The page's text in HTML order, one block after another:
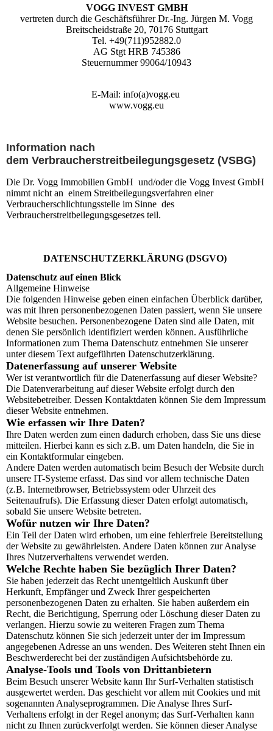
VOGG INVEST GMBH
vertreten durch die GeschäftsführerDr.-Ing. Jürgen M. Vogg
Breitscheidstraße 20, 70176 Stuttgart
Tel. +49(711)952882.0
AG Stgt HRB 745386
Steuernummer 99064/10943
E-Mail: info(a)vogg.eu
www.vogg.eu
Information nach
dem Verbraucherstreitbeilegungsgesetz (VSBG)
Die Dr. Vogg Immobilien GmbH und/oder die Vogg Invest GmbH
nimmt nicht an einem Streitbeilegungsverfahren einer
Verbraucherschlichtungsstelle im Sinne des
Verbraucherstreitbeilegungsgesetzes teil.
DATENSCHUTZERKLÄRUNG (DSGVO)
Datenschutz auf einen Blick
Allgemeine Hinweise
Die folgenden Hinweise geben einen einfachen Überblick darüber,
was mit Ihren personenbezogenen Daten passiert, wenn Sie unsere
Website besuchen. Personenbezogene Daten sind alle Daten, mit
denen Sie persönlich identifiziert werden können. Ausführliche
Informationen zum Thema Datenschutz entnehmen Sie unserer
unter diesem Text aufgeführten Datenschutzerklärung.
Datenerfassung auf unserer Website
Wer ist verantwortlich für die Datenerfassung auf dieser Website?
Die Datenverarbeitung auf dieser Website erfolgt durch den
Websitebetreiber. Dessen Kontaktdaten können Sie dem Impressum
dieser Website entnehmen.
Wie erfassen wir Ihre Daten?
Ihre Daten werden zum einen dadurch erhoben, dass Sie uns diese
mitteilen. Hierbei kann es sich z.B. um Daten handeln, die Sie in
ein Kontaktformular eingeben.
Andere Daten werden automatisch beim Besuch der Website durch
unsere IT-Systeme erfasst. Das sind vor allem technische Daten
(z.B. Internetbrowser, Betriebssystem oder Uhrzeit des
Seitenaufrufs). Die Erfassung dieser Daten erfolgt automatisch,
sobald Sie unsere Website betreten.
Wofür nutzen wir Ihre Daten?
Ein Teil der Daten wird erhoben, um eine fehlerfreie Bereitstellung
der Website zu gewährleisten. Andere Daten können zur Analyse
Ihres Nutzerverhaltens verwendet werden.
Welche Rechte haben Sie bezüglich Ihrer Daten?
Sie haben jederzeit das Recht unentgeltlich Auskunft über
Herkunft, Empfänger und Zweck Ihrer gespeicherten
personenbezogenen Daten zu erhalten. Sie haben außerdem ein
Recht, die Berichtigung, Sperrung oder Löschung dieser Daten zu
verlangen. Hierzu sowie zu weiteren Fragen zum Thema
Datenschutz können Sie sich jederzeit unter der im Impressum
angegebenen Adresse an uns wenden. Des Weiteren steht Ihnen ein
Beschwerderecht bei der zuständigen Aufsichtsbehörde zu.
Analyse-Tools und Tools von Drittanbietern
Beim Besuch unserer Website kann Ihr Surf-Verhalten statistisch
ausgewertet werden. Das geschieht vor allem mit Cookies und mit
sogenannten Analyseprogrammen. Die Analyse Ihres Surf-
Verhaltens erfolgt in der Regel anonym; das Surf-Verhalten kann
nicht zu Ihnen zurückverfolgt werden. Sie können dieser Analyse